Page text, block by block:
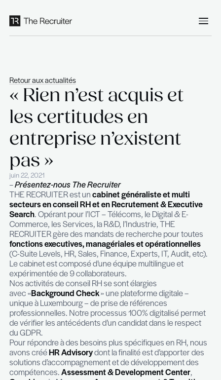
Retour aux actualités
« Rien n’est acquis
les certitudes en
entreprise
pas »
juin 22, 2021
–Présentez-nous The Recruiter
THE RECRUITER est uncabinet généraliste et
secteurs en conseil RH et en Recrutement &
Search. Opérant pour l’ICT – Télécoms, le Digital
Commerce, les Services, la R&D, l’Industrie, THE
RECRUITER gère des mandats de recherche
fonctions executives, managériales et
(C-Suite Levels, HR, Sales, Finance, Experts, IT,
Le cabinet est composé d’une équipe
expérimentée de 9 collaborateurs.
Nos activités de conseil RH se sont élargies
avec «Background Check» une plateforme